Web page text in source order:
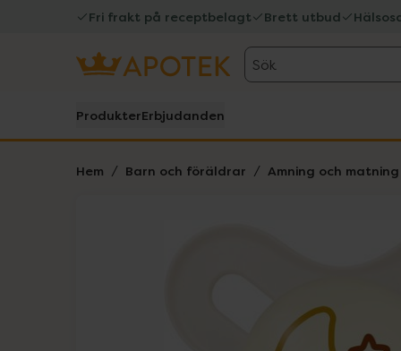
Fri frakt på receptbelagt Brett utbud
Sök
ProdukterErbjudanden
Hem Barn och föräldrar Amning och matning